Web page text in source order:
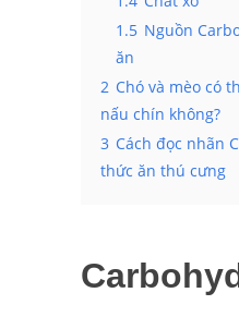
1.5 Nguồn
ăn
2 Chó và mèo có
nấu chín không?
3 Cách đọc nhãn
thức ăn thú cưng